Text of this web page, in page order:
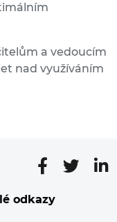
a vedoucím
nad využíváním
odkazy